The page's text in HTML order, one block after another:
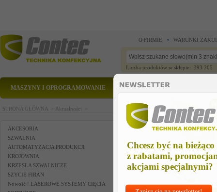
Chcesz być na bieżąco
z rabatami,
akcjami specjalnymi?
O FIRMIE WARUNKI
Liczba produktów w sklepie: 393 205
MASZYNY I OPROGRAMOWANIE CZĘŚCI ZAMIENNE
STRONA GŁÓWNA > Aktualności >
AKCESORIA
SZWALNIA
AUTOMATYZACJA PRODUKCJI
KROJOWNIA
KRZESŁA SZWALNICZE
SZYCIE FIRAN
Nowość ! LASEROWE SYSTEMY CIĘCIA